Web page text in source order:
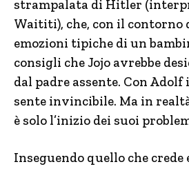
strampalata di Hitler
Waititi), che, con il contorno
emozioni tipiche di un
consigli che Jojo avrebbe
dal padre assente. Con Adolf
sente invincibile. Ma in
è solo l’inizio dei suoi
Inseguendo quello che crede